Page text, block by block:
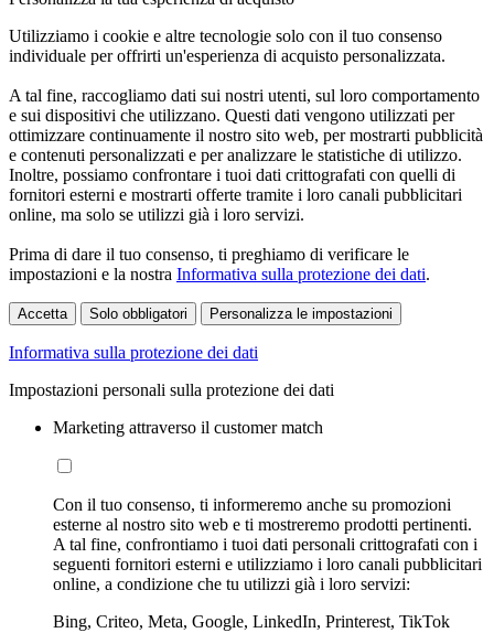
Utilizziamo i cookie e altre tecnologie solo con il tuo consenso
individuale per offrirti un'esperienza di acquisto personalizzata.
A tal fine, raccogliamo dati sui nostri utenti, sul loro comportamento
e sui dispositivi che utilizzano. Questi dati vengono utilizzati per
ottimizzare continuamente il nostro sito web, per mostrarti pubblicità
e contenuti personalizzati e per analizzare le statistiche di utilizzo.
Inoltre, possiamo confrontare i tuoi dati crittografati con quelli di
fornitori esterni e mostrarti offerte tramite i loro canali pubblicitari
online, ma solo se utilizzi già i loro servizi.
Prima di dare il tuo consenso, ti preghiamo di verificare le
impostazioni e la nostra Informativa sulla protezione dei dati.
Accetta Solo obbligatori Personalizza le impostazioni
Informativa sulla protezione dei dati
Impostazioni personali sulla protezione dei dati
Marketing attraverso il customer match
Con il tuo consenso, ti informeremo anche su promozioni
esterne al nostro sito web e ti mostreremo prodotti pertinenti.
A tal fine, confrontiamo i tuoi dati personali crittografati con i
seguenti fornitori esterni e utilizziamo i loro canali pubblicitari
online, a condizione che tu utilizzi già i loro servizi:
Bing, Criteo, Meta, Google, LinkedIn, Printerest, TikTok